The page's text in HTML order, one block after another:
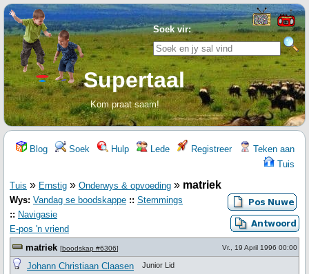
Soek vir:
Supertaal
Kom praat saam!
Blog Soek Hulp Lede Registreer
Teken aan
Tuis
Tuis » Ernstig » Onderwys & opvoeding » matriek
Wys: Vandag se boodskappe :: Stemmings
:: Navigasie
E-pos 'n vriend
matriek [boodskap #6306] Vr., 19 April 1996 00:00
Johann Christiaan Claasen Junior Lid